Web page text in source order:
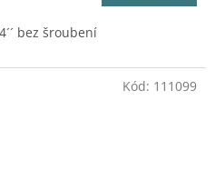
bez šroubení
Kód: 111099